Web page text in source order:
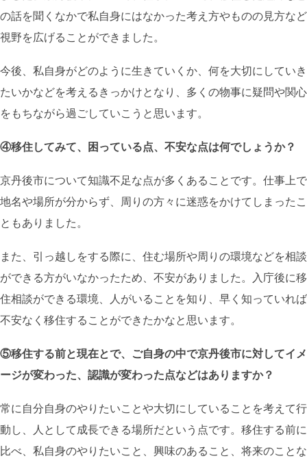
の話を聞くなかで私自身にはなかった考え方やものの見方など
視野を広げることができました。
今後、私自身がどのように生きていくか、何を大切にしていき
たいかなどを考えるきっかけとなり、多くの物事に疑問や関心
をもちながら過ごしていこうと思います。
④移住してみて、困っている点、不安な点は何でしょうか？
京丹後市について知識不足な点が多くあることです。仕事上で
地名や場所が分からず、周りの方々に迷惑をかけてしまったこ
ともありました。
また、引っ越しをする際に、住む場所や周りの環境などを相談
ができる方がいなかったため、不安がありました。入庁後に移
住相談ができる環境、人がいることを知り、早く知っていれば
不安なく移住することができたかなと思います。
⑤移住する前と現在とで、ご自身の中で京丹後市に対してイメ
ージが変わった、認識が変わった点などはありますか？
常に自分自身のやりたいことや大切にしていることを考えて行
動し、人として成長できる場所だという点です。移住する前に
比べ、私自身のやりたいこと、興味のあること、将来のことな